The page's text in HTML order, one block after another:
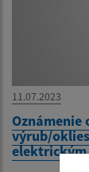
11.07.2023
Oznámenie
výrub/
elektrickým